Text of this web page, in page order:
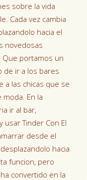
sobre la vida
Cada vez cambia
hacia el
novedosas
Que portamos un
de ir a los bares
a las chicas que se
En la
ir al bar,
usar Tinder Con El
desde el
hacia
funcion, pero
convertido en la